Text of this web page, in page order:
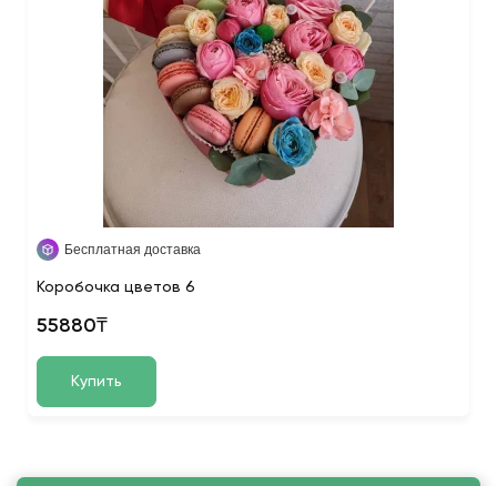
Бесплатная доставка
Коробочка цветов 6
55880₸
Купить